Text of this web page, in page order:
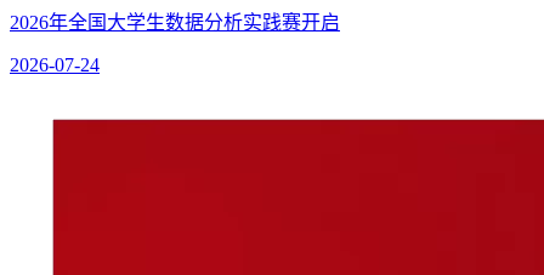
2026年全国大学生数据分析实践赛开启
2026-07-24